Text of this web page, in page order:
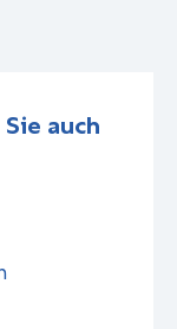
auch